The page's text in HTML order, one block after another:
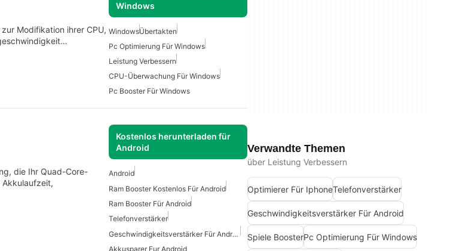
Windows
Modifikation ihrer CPU, WindowsÜbertakten
Pc Optimierung Für Windows
Leistung Verbessern
CPU-Überwachung Für Windows
Pc Booster Für Windows
Kostenlos herunterladen für
Android
die Ihr Quad-Core-
Akkulaufzeit,
Android
Ram Booster Kostenlos Für Android
Ram Booster Für Android
Telefonverstärker
Geschwindigkeitsverstärker Für Android
Akkusparer Fur Android
Verwandte Themen
über Leistung Verbessern
Optimierer Für IphoneTelefonverstärker
Geschwindigkeitsverstärker Für Android
Spiele BoosterPc Optimierung Für Windows